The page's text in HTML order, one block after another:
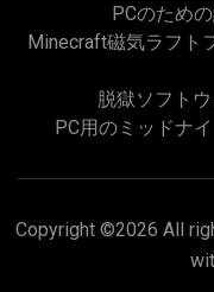
PCのため
Minecraft磁気ラフト
脱獄ソフト
PC用のミッドナ
Copyright ©2026 All